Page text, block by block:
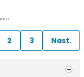
2 3 Nast.